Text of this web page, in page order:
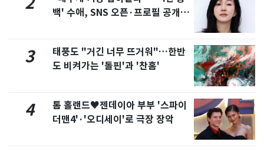
백' 수애, SNS 오픈·프로필 공개
3
태풍도 "거긴 너무 뜨거워"…한반
도 비켜가는 '돌핀'과 '찬홈'
4
톰 홀랜드♥젠데이아 부부 '스파이
더맨4'·'오디세이'로 극장 장악